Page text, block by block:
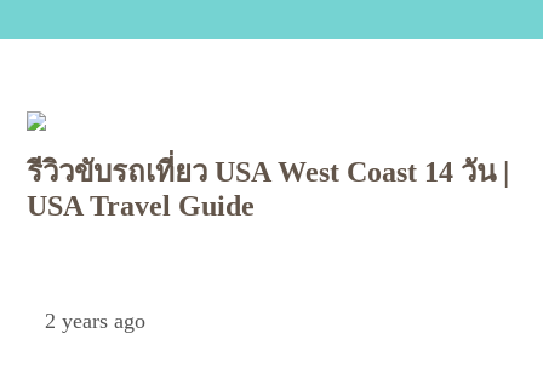
รีวิวขับรถเที่ยว USA West Coast 14 วัน |
USA Travel Guide
2 years ago